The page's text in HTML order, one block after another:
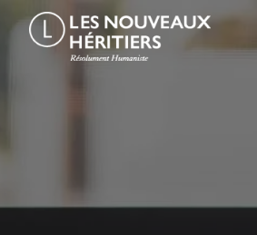
Page d'accueil